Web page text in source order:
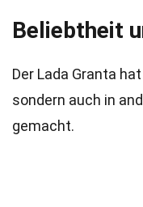
Beliebtheit
Der Lada Granta
sondern auch in
gemacht.